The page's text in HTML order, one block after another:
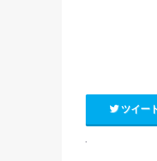
ツイー